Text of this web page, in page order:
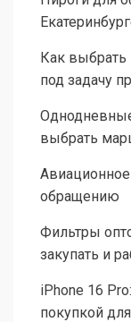
Как
под задачу
выбрать
Авиационное
обращению
Фильтры
закупать и
iPhone 16
покупкой